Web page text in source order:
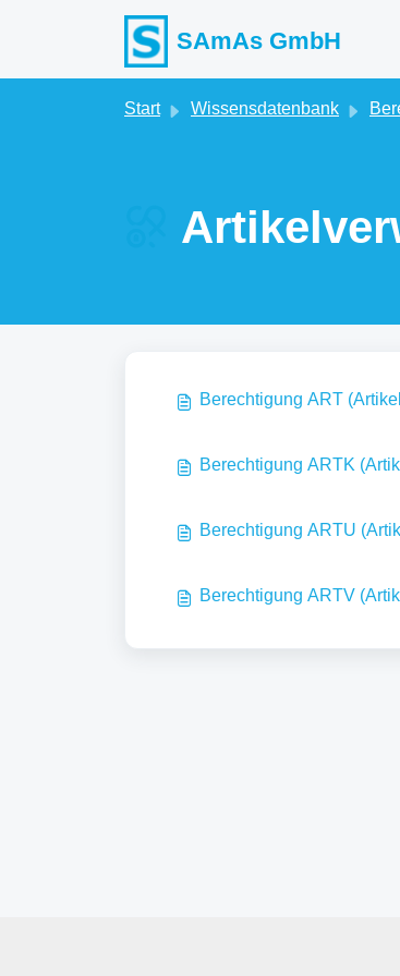
SAmAs GmbH
Start Wissensdatenbank
Berechtigung ART
Berechtigung ARTK
Berechtigung ARTU
Berechtigung ARTV